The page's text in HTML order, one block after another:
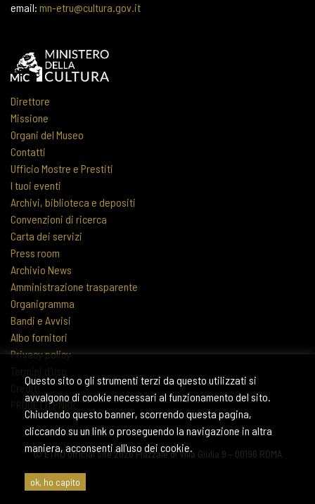
Questo sito o gli strumenti terzi da questo utilizzati si
avvalgono di cookie necessari al funzionamento del sito.
Chiudendo questo banner, scorrendo questa pagina,
cliccando su un link o proseguendo la navigazione in altra
maniera, acconsenti all'uso dei cookie.
ok, ho capito
email: mn-etru@cultura.gov.it
Direttore
Missione
Organi del Museo
Contatti
Ufficio Mostre e Prestiti
I tuoi eventi
Archivi, biblioteca e depositi
Convenzioni di ricerca
Carta dei servizi
Press room
Archivio News
Amministrazione trasparente
Organigramma
Bandi e Avvisi
Albo fornitori
Privacy policy
Termini d'uso
Crediti
PROGETTI PNRR
© ETRU official site 2026 Piazzale di Villa Giulia 9 – 00196 ROMA